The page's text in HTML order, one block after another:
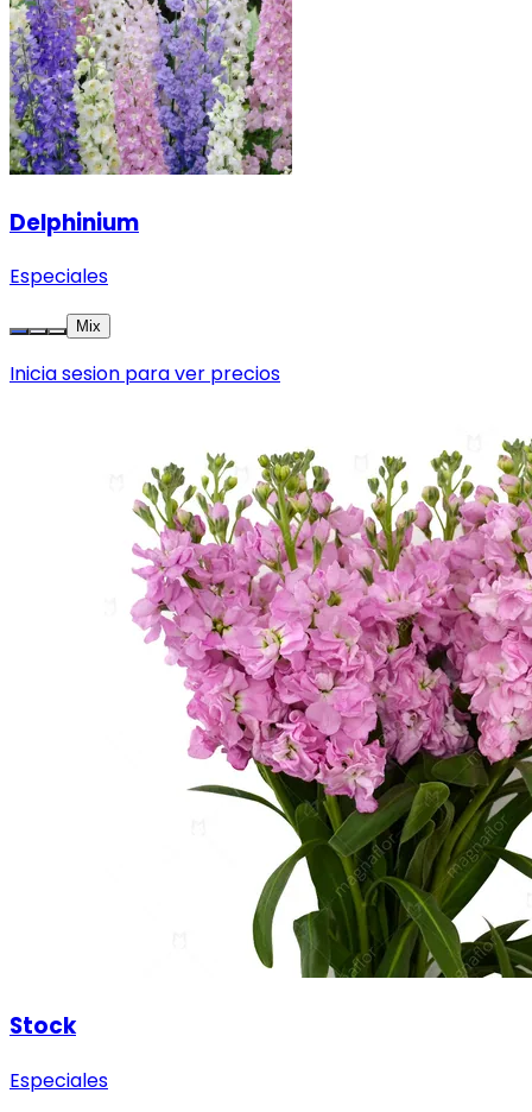
Delphinium
Especiales
Mix
Inicia sesion para ver precios
Stock
Especiales